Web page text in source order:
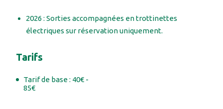
2026 : Sorties accompagnées en trottinettes
électriques sur réservation uniquement.
Tarifs
Tarif de base : 40€ -
85€